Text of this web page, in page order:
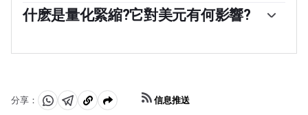
流擔任。」
量化寬松是美聯儲在陷入困境的金融體系中大幅增加信貸
流動的過程。這是一種非標準的政策措施，在危機或通脹
器。它涉及到美聯儲印刷更多的美元，並用這些美元從金
什麽是量化緊縮?它對美元有何影響?
融機構購買債券，不再將其持有的到期債券的本金再投資
分享：
分 分 複
信息推送